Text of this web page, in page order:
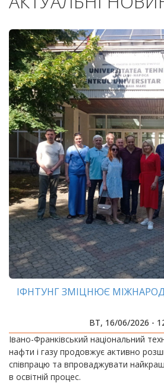
ІФНТУНГ ЗМІЦНЮЄ
ВТ, 16/06/2026 -
Івано-Франківський національний
нафти і газу продовжує активно
співпрацю та впроваджувати
в освітній процес.